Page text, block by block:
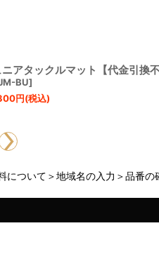
アタックルマット【代金引換不
BU]
円(税込)
ついて＞地域名の入力＞品番の